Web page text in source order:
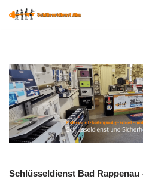
Schlüsseldienst Bad Rappenau